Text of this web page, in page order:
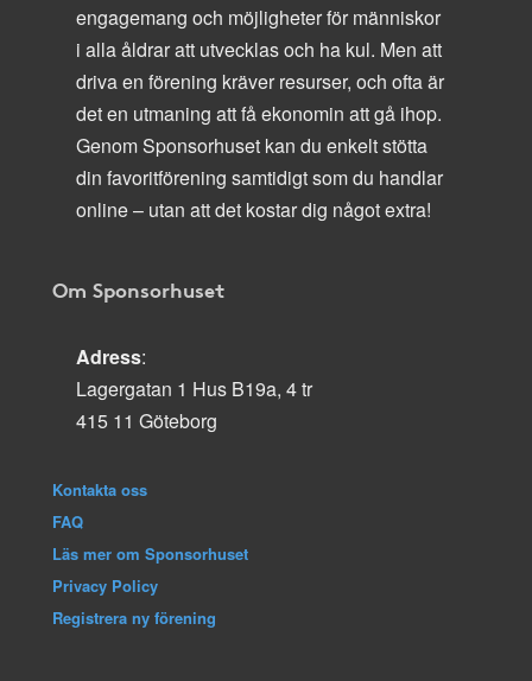
engagemang och möjligheter för människor
i alla åldrar att utvecklas och ha kul. Men att
driva en förening kräver resurser, och ofta är
det en utmaning att få ekonomin att gå ihop.
Genom Sponsorhuset kan du enkelt stötta
din favoritförening samtidigt som du handlar
online – utan att det kostar dig något extra!
Om Sponsorhuset
Adress:
Lagergatan 1 Hus B19a, 4 tr
415 11 Göteborg
Kontakta oss
FAQ
Läs mer om Sponsorhuset
Privacy Policy
Registrera ny förening